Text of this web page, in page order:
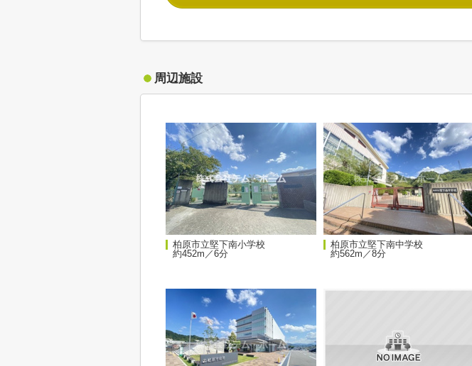
周辺施設
柏原市立堅下南小学校
約452m／6分
柏原市立堅下南中学校
約562m／8分